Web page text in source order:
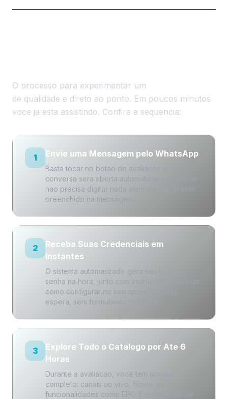
O processo para experimentar um
de qualidade e direto ao ponto. Em poucos minutos
voce ja esta assistindo. Confira a sequencia:
1 Envie uma Mensagem pelo WhatsApp
Basta tocar no botao de avaliacao e uma
conversa sera aberta automaticamente. Voce
nao precisa digitar nada alem do que ja vem
preenchido na mensagem.
2
Receba Suas Credenciais em
Instantes
O sistema automatizado gera seu login e
senha na hora, junto com instrucoes claras de
como configurar no seu aparelho. Sem
espera, sem formularios extensos.
3
Explore Todo o Catalogo por Ate 6
Horas
Durante a avaliacao, voce tem acesso
completo: canais ao vivo, filmes, series e
funcionalidades como EPG. E o momento de